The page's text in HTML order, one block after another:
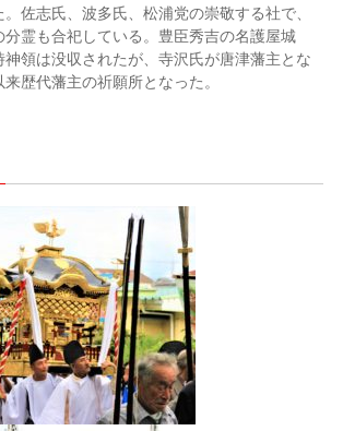
佐志氏、波多氏、松浦党の崇敬する社で、
霊も合祀している。豊臣秀吉の名護屋城
神領は没収されたが、寺沢氏が唐津藩主とな
歴代藩主の祈願所となった。